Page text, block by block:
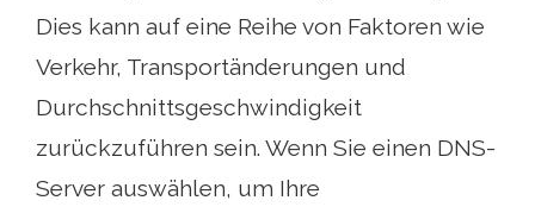
Dies kann auf eine Reihe von Faktoren wie
Verkehr, Transportänderungen und
Durchschnittsgeschwindigkeit
zurückzuführen sein. Wenn Sie einen DNS-
Server auswählen, um Ihre